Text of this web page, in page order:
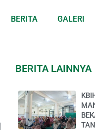
BERITA GALERI
BERITA LAINNYA